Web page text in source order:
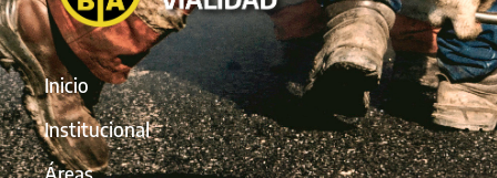
Inicio
Institucional